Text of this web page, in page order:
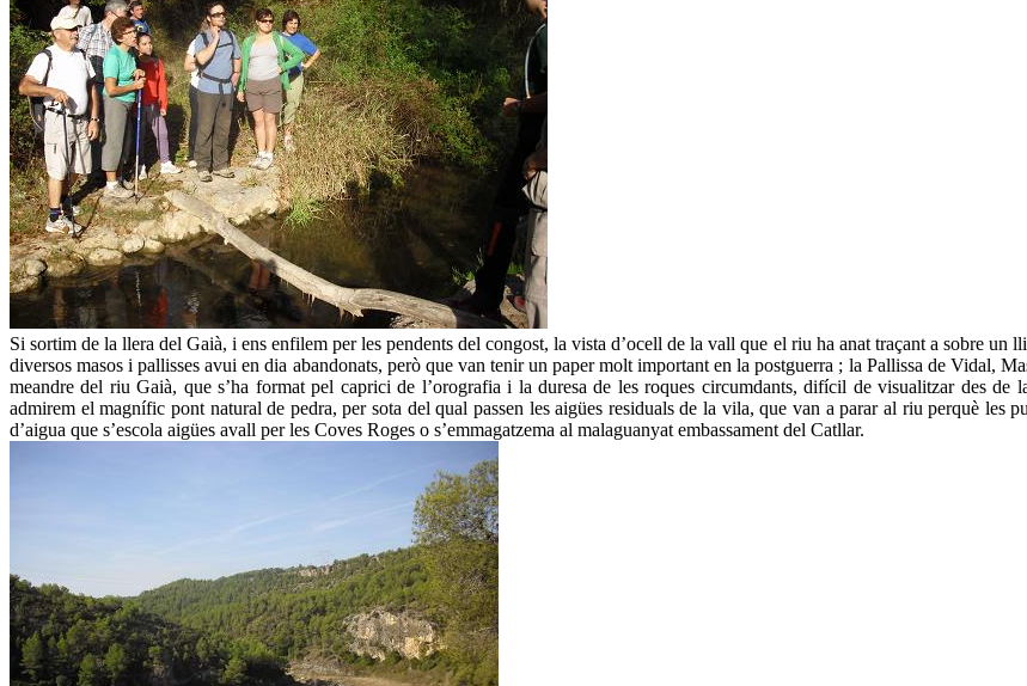
Si sortim de la llera del Gaià, i ens enfilem per les pendents del congost, la vista d’ocell de la vall que el riu ha anat traçant a sobre un
diversos masos i pallisses avui en dia abandonats, però que van tenir un paper molt important en la postguerra ; la Pallissa de Vidal,
meandre del riu Gaià, que s’ha format pel caprici de l’orografia i la duresa de les roques circumdants, difícil de visualitzar des
admirem el magnífic pont natural de pedra, per sota del qual passen les aigües residuals de la vila, que van a parar al riu perquè les
d’aigua que s’escola aigües avall per les Coves Roges o s’emmagatzema al malaguanyat embassament del Catllar.